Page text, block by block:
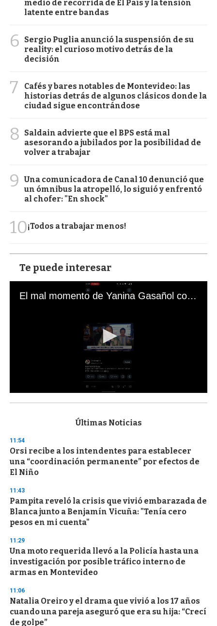
medio de recorrida de El País y la tensión
latente entre bandas
6
Sergio Puglia anunció la suspensión de su
reality: el curioso motivo detrás de la
decisión
7
Cafés y bares notables de Montevideo: las
historias detrás de algunos clásicos donde la
ciudad sigue encontrándose
8
Saldain advierte que el BPS está mal
asesorando a jubilados por la posibilidad de
volver a trabajar
9
Una comunicadora de Canal 10 denunció que
un ómnibus la atropelló, lo siguió y enfrentó
al chofer: "En shock"
10¡Todos a trabajar menos!
Te puede interesar
El mal momento de Yanina Gasañol con un hincha argentino en "Subrayado"
s
d
s
o
f
3
s
e
c
o
n
d
Últimas Noticias
11:54
Orsi recibe a los intendentes para establecer
una “coordinación permanente” por efectos de
El Niño
11:43
Pampita reveló la crisis que vivió embarazada de
Blanca junto a Benjamín Vicuña: "Tenía cero
pesos en mi cuenta"
11:29
Una moto requerida llevó a la Policía hasta una
investigación por posible tráfico interno de
armas en Montevideo
11:06
Natalia Oreiro y el drama que vivió a los 17 años
cuando una pareja aseguró que era su hija: “Crecí
de golpe”